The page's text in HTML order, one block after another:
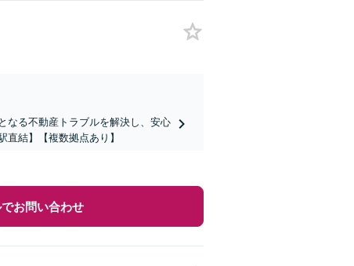
なる不動産トラブルを解決し、安心
結】【複数拠点あり】
でお問い合わせ